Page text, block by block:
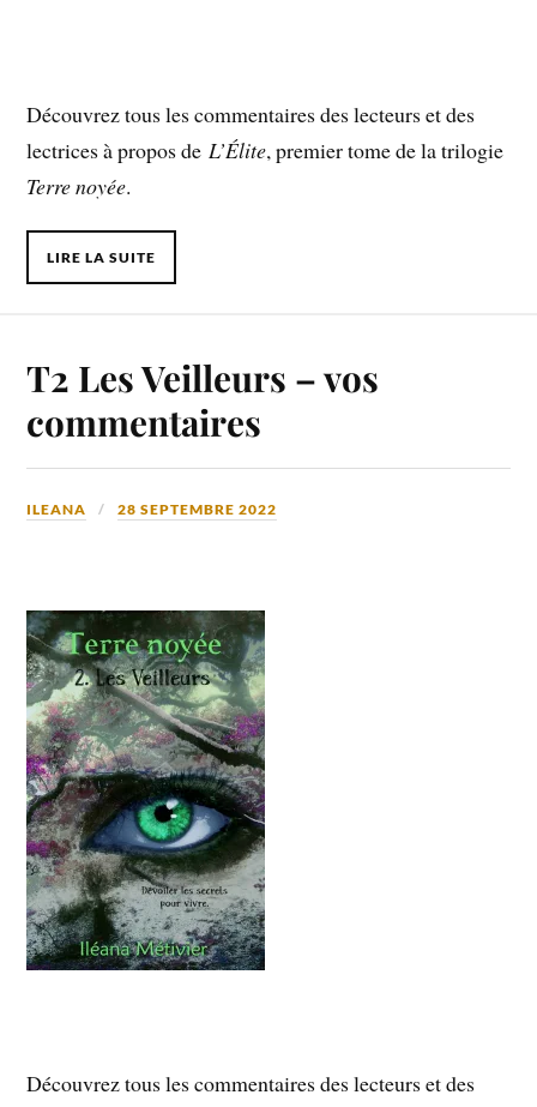
Découvrez tous les commentaires des lecteurs et des
lectrices à propos deL’Élite, premier tome de la trilogie
Terre noyée.
LIRE LA SUITE
T2 Les Veilleurs – vos
commentaires
ILEANA 28 SEPTEMBRE 2022
Découvrez tous les commentaires des lecteurs et des